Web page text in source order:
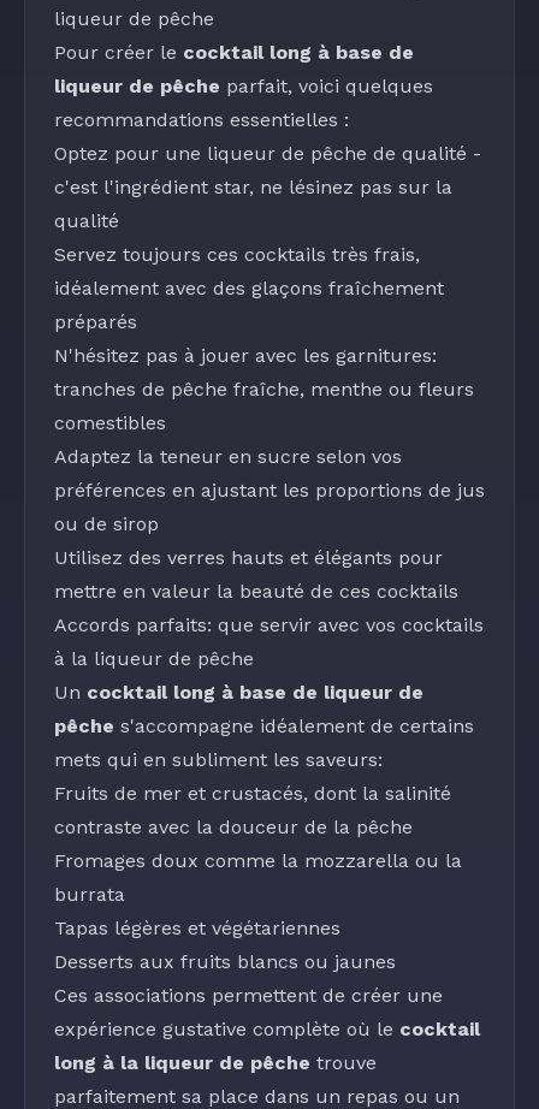
liqueur de pêche
Pour créer le cocktail long à base de
liqueur de pêche parfait, voici quelques
recommandations essentielles :
Optez pour une liqueur de pêche de qualité -
c'est l'ingrédient star, ne lésinez pas sur la
qualité
Servez toujours ces cocktails très frais,
idéalement avec des glaçons fraîchement
préparés
N'hésitez pas à jouer avec les garnitures:
tranches de pêche fraîche, menthe ou fleurs
comestibles
Adaptez la teneur en sucre selon vos
préférences en ajustant les proportions de jus
ou de sirop
Utilisez des verres hauts et élégants pour
mettre en valeur la beauté de ces cocktails
Accords parfaits: que servir avec vos cocktails
à la liqueur de pêche
Un cocktail long à base de liqueur de
pêche s'accompagne idéalement de certains
mets qui en subliment les saveurs:
Fruits de mer et crustacés, dont la salinité
contraste avec la douceur de la pêche
Fromages doux comme la mozzarella ou la
burrata
Tapas légères et végétariennes
Desserts aux fruits blancs ou jaunes
Ces associations permettent de créer une
expérience gustative complète où le cocktail
long à la liqueur de pêche trouve
parfaitement sa place dans un repas ou un